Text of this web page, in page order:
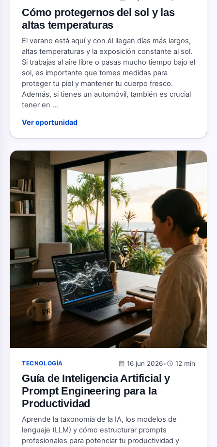
Cómo protegernos del sol y las
altas temperaturas
El verano está aquí y con él llegan días más largos,
altas temperaturas y la exposición constante al sol.
Si trabajas al aire libre o pasas mucho tiempo bajo el
sol, es importante que tomes medidas para
proteger tu piel y mantener tu cuerpo fresco.
Además, si tienes un automóvil, también es crucial
tener en ...
Ver oportunidad
TECNOLOGÍA calendar_month 16 jun 2026•schedule 12 min
Guía de Inteligencia Artificial y
Prompt Engineering para la
Productividad
Aprende la taxonomía de la IA, los modelos de
lenguaje (LLM) y cómo estructurar prompts
profesionales para potenciar tu productividad y